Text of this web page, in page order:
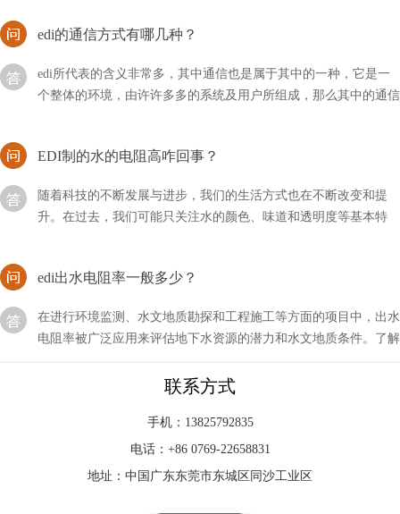
个整体的环境，由许许多多的系统及用户所组成，那么其中的通信
方式主要有哪几种？
升。在过去，我们可能只关注水的颜色、味道和透明度等基本特
征，但现在，我们更加注重水的质量。
电阻率被广泛应用来评估地下水资源的潜力和水文地质条件。了解
编辑出水电阻率的一般数值范围
如何申请edi？方法流程！
edi对于很多企业来说还是用得比较多的，因此做相关的行业就会
该如何申请EDI？
联系方式
手机：13825792835
电话：+86 0769-22658831
地址：中国广东东莞市东城区同沙工业区